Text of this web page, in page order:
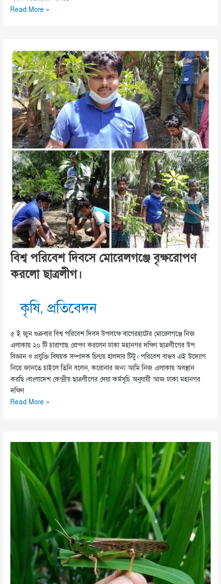
পাথরঘাটায়
Read More »
বিশ্ব পরিবেশ দিবসে মোরেলগঞ্জে বৃক্ষরোপণ
করলো ছাত্রলীগ।
কৃষি,প্রতিবেদন
৫ ই জুন শুক্রবার বিশ্ব পরিবেশ দিবস উপলক্ষে বাগেরহাটের মোরেলগঞ্জে নিজ
এলাকায় ২০ টি চারাগাছ রোপণ করলেন ঢাকা মহানগর দক্ষিণ ছাত্রলীগের উপ
বিজ্ঞান ও প্রযুক্তি বিষয়ক সম্পাদক চিন্ময় হালদার টিটু। পরিবেশ বান্ধব এই উদ্যোগ
নিয়ে জানতে চাইলে তিনি বলেন, করোনার জন্য আমি নিজ এলাকায় অবস্থান
করছি।বাংলাদেশ কেন্দ্রীয় ছাত্রলীগের দেয়া কর্মসূচি অনুযায়ী আজ ঢাকা মহানগর
দক্ষিণ
বিশ্ব
বৃক্ষরোপণ
করলো
ছাত্রলীগ।
Read More »